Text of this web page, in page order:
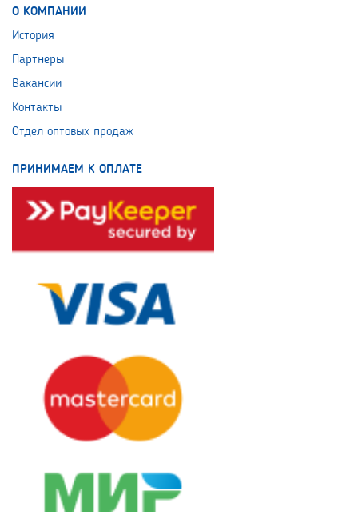
О КОМПАНИИ
История
Партнеры
Вакансии
Контакты
Отдел оптовых продаж
ПРИНИМАЕМ К ОПЛАТЕ